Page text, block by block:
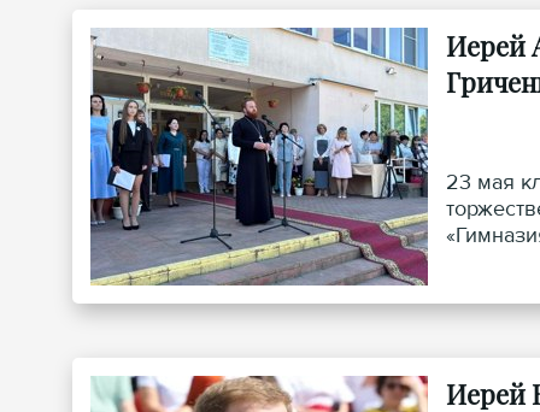
Иерей
23 мая
Иерей